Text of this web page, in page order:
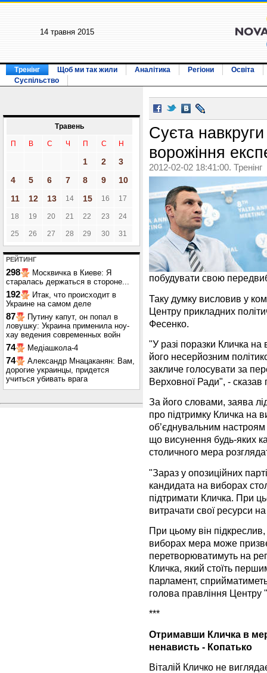
14 травня 2015
Тренінг Щоб ми так жили Аналітика Регіони
Освіта
Суспільство
Травень
П В С Ч П С Н
1 2
3
4
5 6 7 8 9
10
11
12 13 14 15 16 17
18 19 20 21 22 23 24
25 26 27 28 29 30 31
РЕЙТИНГ
298
Москвичка в Киеве: Я
старалась держаться в стороне...
192
Итак, что происходит в
Украине на самом деле
87
Путину капут, он попал в
ловушку: Украина применила ноу-
хау ведения современных войн
74 Медіашкола-4
74
Александр Мнацаканян: Вам,
дорогие украинцы, придется
учиться убивать врага
Суєта
ворожіння
2012-02-02 18:41:00. Тренінг
побудувати свою
Таку думку висловив у
Центру прикладних
Фесенко.
"У разі поразки Кличка
його несерйозним
закличе голосувати за
Верховної Ради", - сказав
За його словами, заява
про підтримку Кличка на
об’єднувальним настроям
що висунення будь-яких
столичного мера
"Зараз у опозиційних
кандидата на виборах
підтримати Кличка. При
витрачати свої ресурси
При цьому він
виборах мера може
перетворюватимуть на
Кличка, який стоїть
парламент,
голова правління Центру
***
Отримавши Кличка в
ненависть - Копатько
Віталій Кличко не